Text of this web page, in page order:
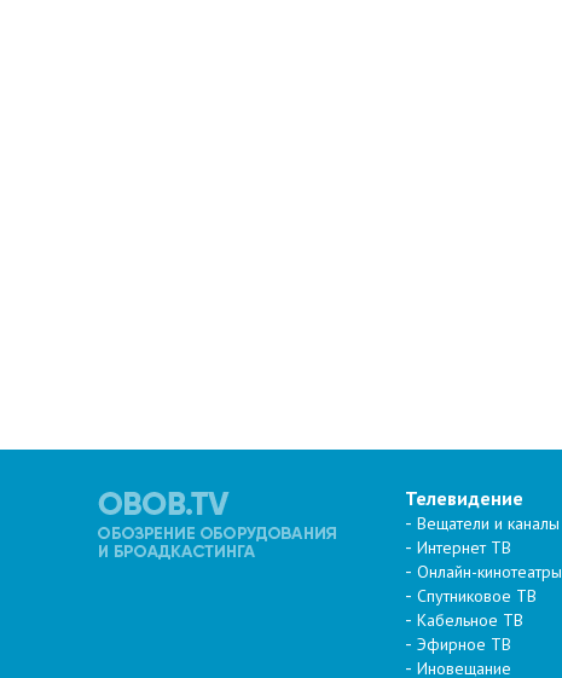
Телевидение
Вещатели и каналы
Интернет ТВ
Онлайн-кинотеатры
Спутниковое ТВ
Кабельное ТВ
Эфирное ТВ
Иновещание